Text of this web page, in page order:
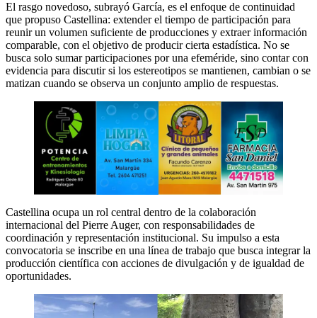
El rasgo novedoso, subrayó García, es el enfoque de continuidad
que propuso Castellina: extender el tiempo de participación para
reunir un volumen suficiente de producciones y extraer información
comparable, con el objetivo de producir cierta estadística. No se
busca solo sumar participaciones por una efeméride, sino contar con
evidencia para discutir si los estereotipos se mantienen, cambian o se
matizan cuando se observa un conjunto amplio de respuestas.
Castellina ocupa un rol central dentro de la colaboración
internacional del Pierre Auger, con responsabilidades de
coordinación y representación institucional. Su impulso a esta
convocatoria se inscribe en una línea de trabajo que busca integrar la
producción científica con acciones de divulgación y de igualdad de
oportunidades.